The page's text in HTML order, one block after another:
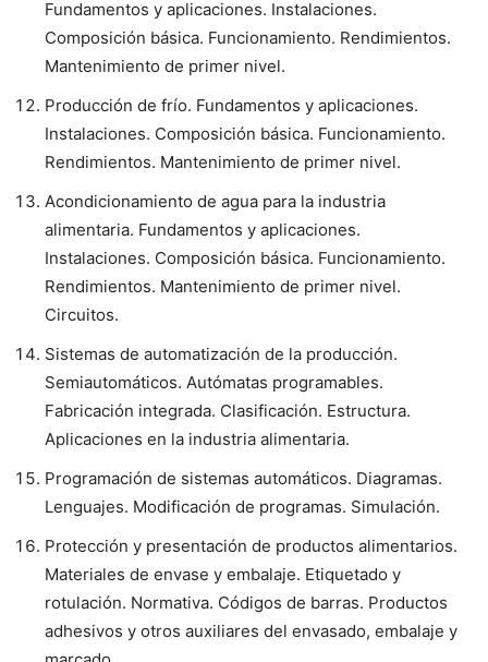
Fundamentos y aplicaciones. Instalaciones.
Composición básica. Funcionamiento. Rendimientos.
Mantenimiento de primer nivel.
Producción de frío. Fundamentos y aplicaciones.
Instalaciones. Composición básica. Funcionamiento.
Rendimientos. Mantenimiento de primer nivel.
Acondicionamiento de agua para la industria
alimentaria. Fundamentos y aplicaciones.
Instalaciones. Composición básica. Funcionamiento.
Rendimientos. Mantenimiento de primer nivel.
Circuitos.
Sistemas de automatización de la producción.
Semiautomáticos. Autómatas programables.
Fabricación integrada. Clasificación. Estructura.
Aplicaciones en la industria alimentaria.
Programación de sistemas automáticos. Diagramas.
Lenguajes. Modificación de programas. Simulación.
Protección y presentación de productos alimentarios.
Materiales de envase y embalaje. Etiquetado y
rotulación. Normativa. Códigos de barras. Productos
adhesivos y otros auxiliares del envasado, embalaje y